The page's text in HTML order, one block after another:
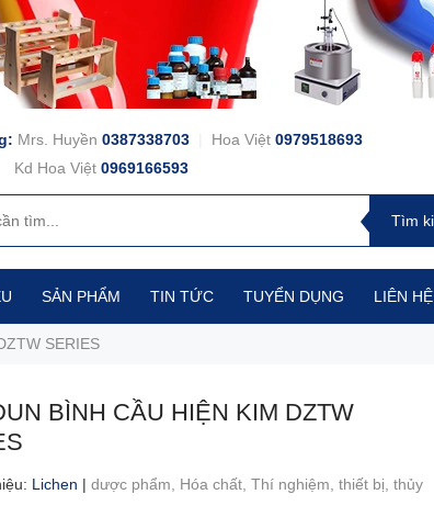
Mrs. Huyền 0387338703 Hoa Việt 0979518693
Kd Hoa Việt 0969166593
SẢN PHẨM TIN TỨC TUYỂN DỤNG LIÊN HỆ
SERIES
BÌNH CẦU HIỆN KIM DZTW
: Lichen | dược phẩm, Hóa chất, Thí nghiệm, thiết bị, thủy